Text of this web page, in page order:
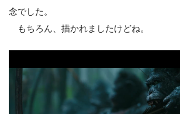
念でした。
もちろん、描かれましたけどね。